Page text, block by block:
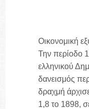
Οικονομική
Την περίοδο
ελληνικού
δανεισμός
δραχμή
1,8 το 1898,